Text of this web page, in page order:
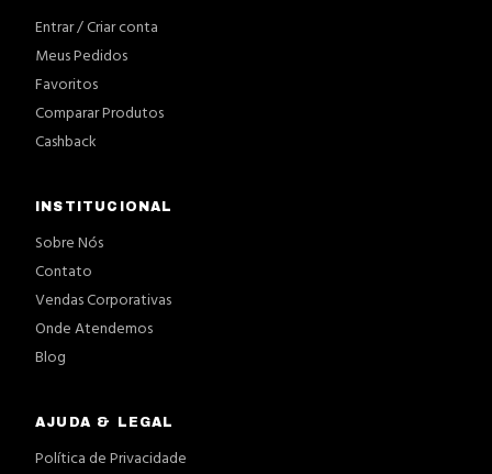
Entrar / Criar conta
Meus Pedidos
Favoritos
Comparar Produtos
Cashback
INSTITUCIONAL
Sobre Nós
Contato
Vendas Corporativas
Onde Atendemos
Blog
AJUDA & LEGAL
Política de Privacidade